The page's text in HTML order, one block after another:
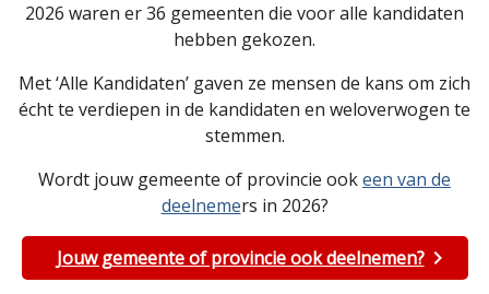
2026 waren er 36 gemeenten die voor alle kandidaten
hebben gekozen.
Met ‘Alle Kandidaten’ gaven ze mensen de kans om zich
écht te verdiepen in de kandidaten en weloverwogen te
stemmen.
Wordt jouw gemeente of provincie ookeen van de
deelnemers in 2026?
Jouw gemeente of provincie ook deelnemen?